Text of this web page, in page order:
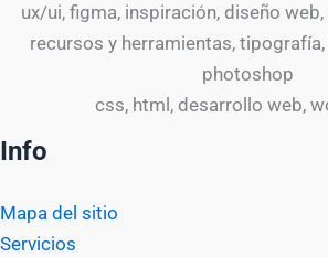
ux/ui, figma, inspiración, diseño web,
recursos y herramientas,
photoshop
css, html, desarrollo web,
Info
Mapa del sitio
Servicios